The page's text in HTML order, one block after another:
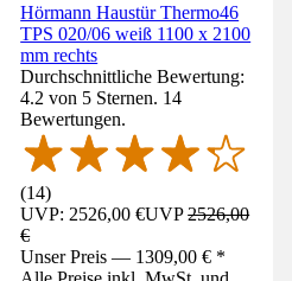
Hörmann Haustür Thermo46
TPS 020/06 weiß 1100 x 2100
mm rechts
Durchschnittliche Bewertung:
4.2 von 5 Sternen. 14
Bewertungen.
(14)
UVP: 2526,00 €UVP2526,00
€
Unser Preis — 1309,00 € *